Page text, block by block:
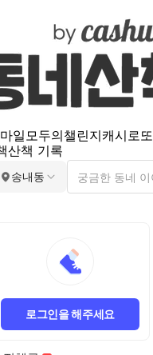
일모두의챌린지캐시로또
산책 기록
송내동
로그인을 해주세요